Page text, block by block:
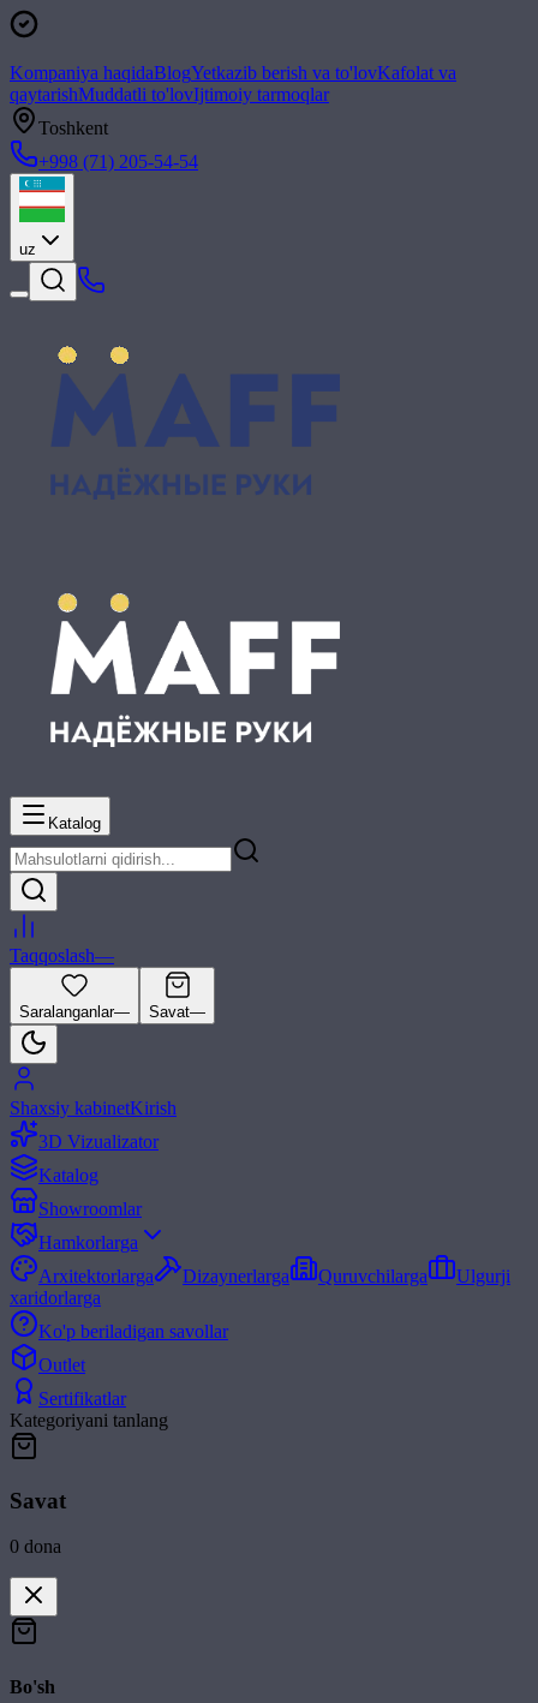
Kompaniya haqidaBlogYetkazib berish va to'lovKafolat va
qaytarishMuddatli to'lovIjtimoiy tarmoqlar
Toshkent
+998 (71) 205-54-54
uz
Katalog
Taqqoslash—
Saralanganlar— Savat—
Shaxsiy kabinetKirish
3D Vizualizator
Katalog
Showroomlar
Hamkorlarga
Arxitektorlarga
Dizaynerlarga Quruvchilarga
Ulgurji
xaridorlarga
Ko'p beriladigan savollar
Outlet
Sertifikatlar
Kategoriyani tanlang
Savat
0 dona
Bo'sh